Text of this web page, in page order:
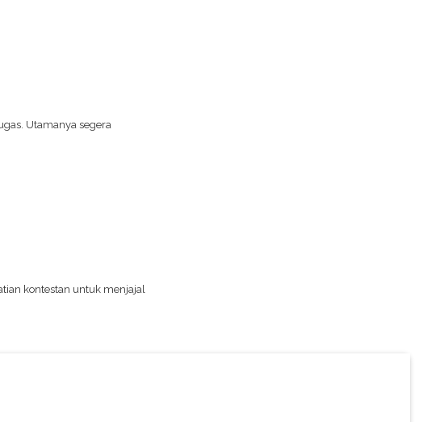
Utamanya segera
kontestan untuk menjajal